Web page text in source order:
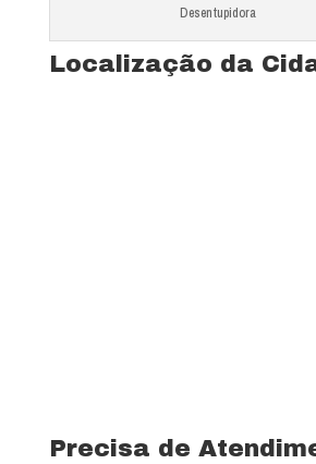
Desentupidora
Localização da
Precisa de